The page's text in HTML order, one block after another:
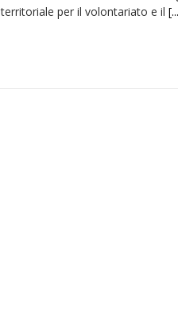
territoriale per il volontariato e il